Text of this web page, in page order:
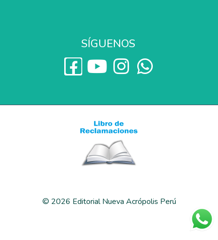
SÍGUENOS
© 2026 Editorial Nueva Acrópolis Perú